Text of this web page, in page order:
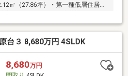
㎡（27.86坪）・第一種低層住居専
収納有り・床下収納有り・自転車置
乾燥機（暖房付き）・浴室洗面台有
ォン・トイレ2か所（1階、2階に1つ
台３ 8,680万円 4SLDK
8,680万円